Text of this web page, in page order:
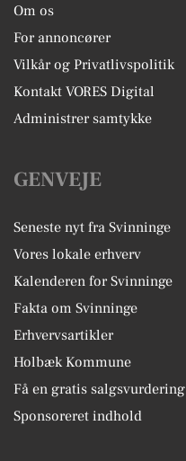
Om os
For annoncører
Vilkår og Privatlivspolitik
Kontakt VORES Digital
Administrer samtykke
GENVEJE
Seneste nyt fra Svinninge
Vores lokale erhverv
Kalenderen for Svinninge
Fakta om Svinninge
Erhvervsartikler
Holbæk Kommune
Få en gratis salgsvurdering
Sponsoreret indhold